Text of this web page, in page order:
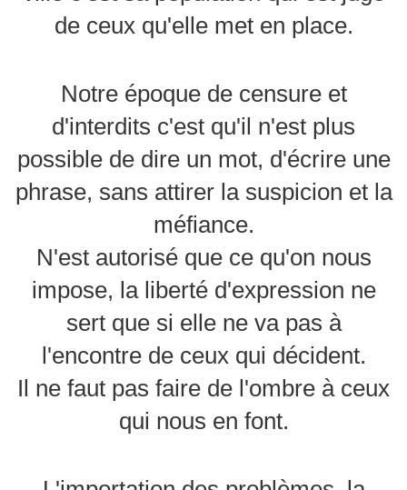
de ceux qu'elle met en place.
Notre époque de censure et
d'interdits c'est qu'il n'est plus
possible de dire un mot, d'écrire une
phrase, sans attirer la suspicion et la
méfiance.
N'est autorisé que ce qu'on nous
impose, la liberté d'expression ne
sert que si elle ne va pas à
l'encontre de ceux qui décident.
Il ne faut pas faire de l'ombre à ceux
qui nous en font.